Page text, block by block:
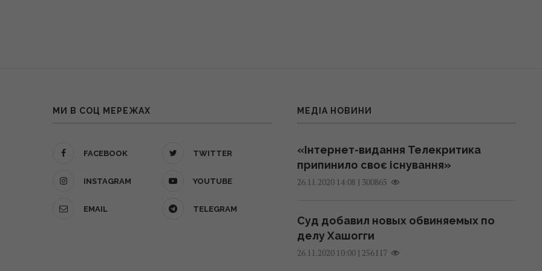
МИ В СОЦ МЕРЕЖАХ
FACEBOOK TWITTER
INSTAGRAM YOUTUBE
EMAIL TELEGRAM
МЕДІА НОВИНИ
«Інтернет-видання Телекритика
припинило своє існування»
26.11.2020 14:08 | 300865
Суд добавил новых обвиняемых по
делу Хашогги
26.11.2020 10:00| 256117